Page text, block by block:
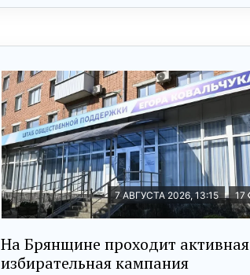
7 АВГУСТА 2026, 13:15 17
На Брянщине проходит активная
избирательная кампания